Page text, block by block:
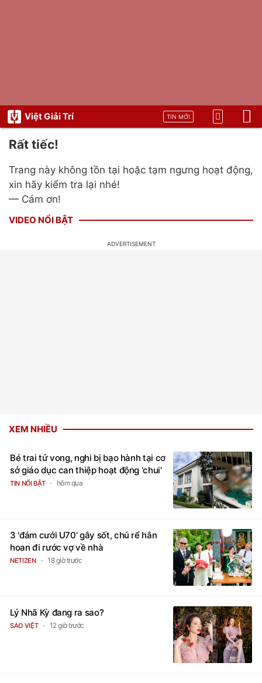
Việt Giải Trí TIN MỚI
Rất tiếc!
Trang này không tồn tại hoặc tạm ngưng hoạt động,
xin hãy kiểm tra lại nhé!
— Cám ơn!
VIDEO NỔI BẬT
XEM NHIỀU
Bé trai tử vong, nghi bị bạo hành tại cơ
sở giáo dục can thiệp hoạt động 'chui'
TIN NỔI BẬT hôm qua
3 'đám cưới U70' gây sốt, chú rể hân
hoan đi rước vợ về nhà
NETIZEN 18 giờ trước
Lý Nhã Kỳ đang ra sao?
SAO VIỆT 12 giờ trước